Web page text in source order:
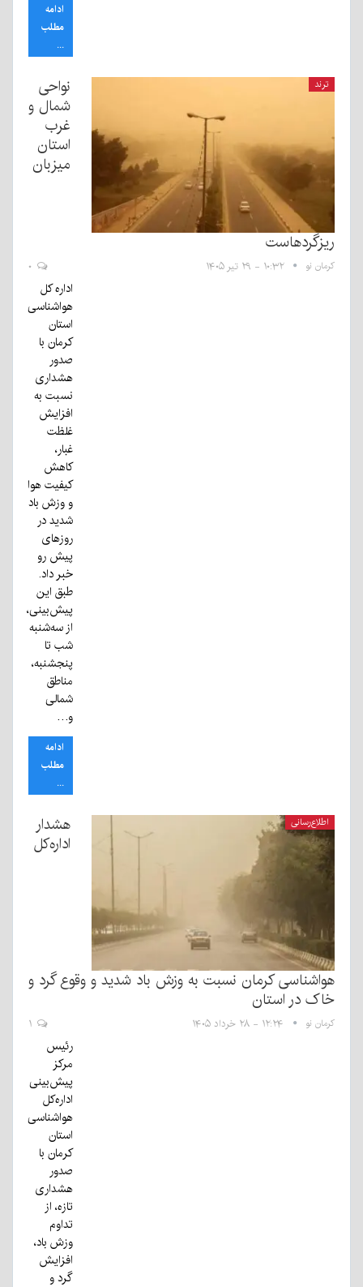
ادامه
مطلب
...
ترند
نواحی
شمال و
غرب
استان
میزبان
ریزگردهاست
کرمان نو ۱۰:۳۲ - ۲۹ تیر ۱۴۰۵
اداره کل
هواشناسی
استان
کرمان با
صدور
هشداری
نسبت به
افزایش
غلظت
غبار،
کاهش
کیفیت هوا
و وزش باد
شدید در
روزهای
پیش رو
خبر داد.
طبق این
پیش‌بینی،
از سه‌شنبه
شب تا
پنجشنبه،
مناطق
شمالی
و…
ادامه
مطلب
...
اطلاع‌رسانی
هشدار
اداره‌کل
هواشناسی کرمان نسبت به وزش باد شدید و وقوع گرد و
خاک در استان
کرمان نو ۱۲:۲۴ - ۲۸ خرداد ۱۴۰۵
رئیس
مرکز
پیش‌بینی
اداره‌کل
هواشناسی
استان
کرمان با
صدور
هشداری
تازه، از
تداوم
وزش باد،
افزایش
گرد و